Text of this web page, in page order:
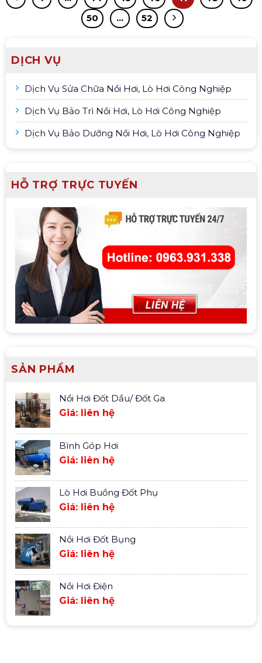
DỊCH VỤ
Dịch Vụ Sửa Chữa Nồi Hơi, Lò Hơi Công Nghiệp
Dịch Vụ Bảo Trì Nồi Hơi, Lò Hơi Công Nghiệp
Dịch Vụ Bảo Dưỡng Nồi Hơi, Lò Hơi Công Nghiệp
HỖ TRỢ TRỰC TUYẾN
SẢN PHẨM
Nồi Hơi Đốt Dầu/ Đốt Ga
Giá: liên hệ
Bình Góp Hơi
Giá: liên hệ
Lò Hơi Buồng Đốt Phụ
Giá: liên hệ
Nồi Hơi Đốt Bụng
Giá: liên hệ
Nồi Hơi Điện
Giá: liên hệ
50
… 52